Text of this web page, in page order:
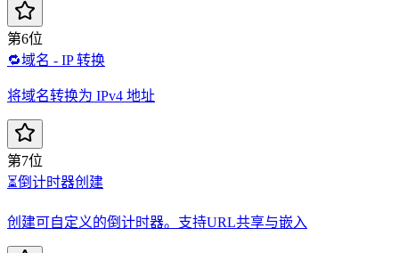
第6位
🔁域名 - IP 转换
将域名转换为 IPv4 地址
第7位
⏳倒计时器创建
创建可自定义的倒计时器。支持URL共享与嵌入